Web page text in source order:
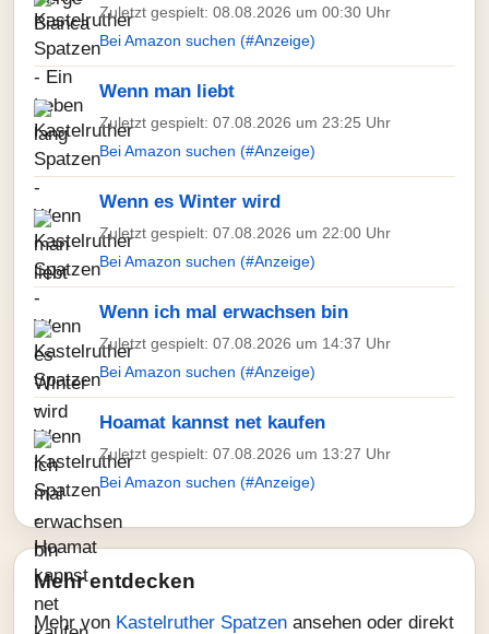
Zuletzt gespielt: 08.08.2026 um 00:30 Uhr
Bei Amazon suchen (#Anzeige)
Wenn man liebt
Zuletzt gespielt: 07.08.2026 um 23:25 Uhr
Bei Amazon suchen (#Anzeige)
Wenn es Winter wird
Zuletzt gespielt: 07.08.2026 um 22:00 Uhr
Bei Amazon suchen (#Anzeige)
Wenn ich mal erwachsen bin
Zuletzt gespielt: 07.08.2026 um 14:37 Uhr
Bei Amazon suchen (#Anzeige)
Hoamat kannst net kaufen
Zuletzt gespielt: 07.08.2026 um 13:27 Uhr
Bei Amazon suchen (#Anzeige)
Mehr entdecken
Mehr von Kastelruther Spatzen ansehen oder direkt